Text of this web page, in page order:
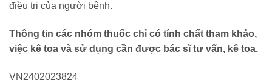
điều trị của người bệnh.
Thông tin các nhóm thuốc chỉ có tính chất tham khảo,
việc kê toa và sử dụng cần được bác sĩ tư vấn, kê toa.
VN2402023824